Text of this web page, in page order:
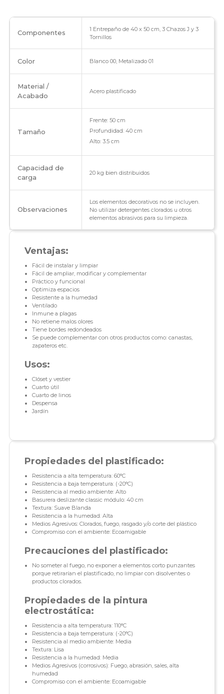
Componentes
1 Entrepaño de 40 x 50 cm, 3 Chazos J y 3
Tornillos
Color Blanco 00, Metalizado 01
Material /
Acabado
Acero plastificado
Tamaño
Frente: 50 cm
Profundidad: 40 cm
Alto: 3.5 cm
Capacidad de
carga
20 kg bien distribuidos
Observaciones
Los elementos decorativos no se incluyen.
No utilizar detergentes clorados u otros
elementos abrasivos para su limpieza.
Ventajas:
Fácil de instalar y limpiar
Fácil de ampliar, modificar y complementar
Práctico y funcional
Optimiza espacios
Resistente a la humedad
Ventilado
Inmune a plagas
No retiene malos olores
Tiene bordes redondeados
Se puede complementar con otros productos como: canastas,
zapateros etc.
Usos:
Clóset y vestier
Cuarto útil
Cuarto de linos
Despensa
Jardín
Propiedades del plastificado:
Resistencia a alta temperatura: 60°C
Resistencia a baja temperatura: (-20°C)
Resistencia al medio ambiente: Alto
Basurera deslizante classic módulo: 40 cm
Textura: Suave Blanda
Resistencia a la humedad: Alta
Medios Agresivos: Clorados, fuego, rasgado y/o corte del plástico
Compromiso con el ambiente: Ecoamigable
Precauciones del plastificado:
No someter al fuego, no exponer a elementos corto punzantes
porque retirarían el plastificado, no limpiar con disolventes o
productos clorados.
Propiedades de la pintura
electrostática:
Resistencia a alta temperatura: 110°C
Resistencia a baja temperatura: (-20°C)
Resistencia al medio ambiente: Media
Textura: Lisa
Resistencia a la humedad: Media
Medios Agresivos (corrosivos): Fuego, abrasión, sales, alta
humedad
Compromiso con el ambiente: Ecoamigable